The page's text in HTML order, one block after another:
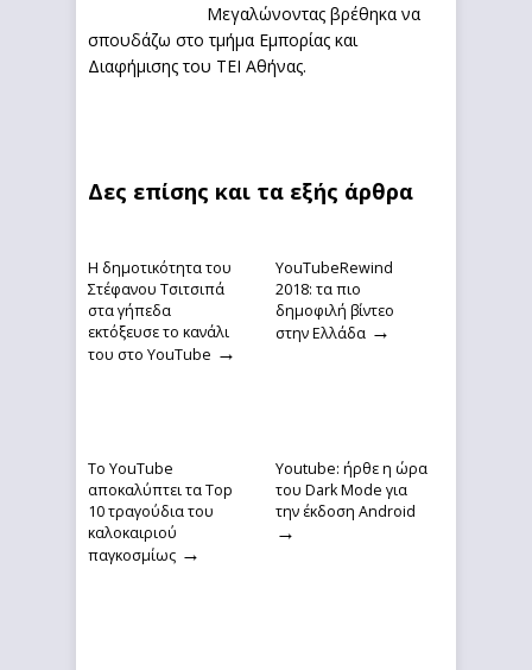
Μεγαλώνοντας βρέθηκα να
σπουδάζω στο τμήμα Εμπορίας και
Διαφήμισης του ΤΕΙ Αθήνας.
Δες επίσης και τα εξής άρθρα
Η δημοτικότητα του
Στέφανου Τσιτσιπά
στα γήπεδα
εκτόξευσε το κανάλι
του στο YouTube →
YouTubeRewind
2018: τα πιο
δημοφιλή βίντεο
στην Ελλάδα →
To YouTube
αποκαλύπτει τα Top
10 τραγούδια του
καλοκαιριού
παγκοσμίως →
Youtube: ήρθε η ώρα
του Dark Mode για
την έκδοση Android
→